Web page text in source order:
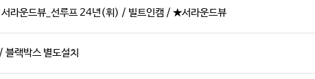
라운드뷰_선루프 24년(휘) / 빌트인캠 / ★서라운드뷰
랙박스 별도설치